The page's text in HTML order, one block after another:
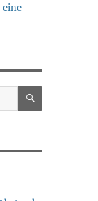
eine
SUCHEN